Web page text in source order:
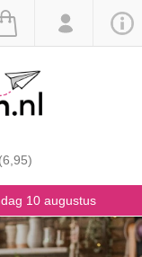
10 augustus